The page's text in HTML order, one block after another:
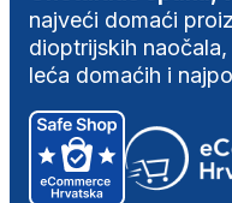
najveći domaći
dioptrijskih
leća domaćih i